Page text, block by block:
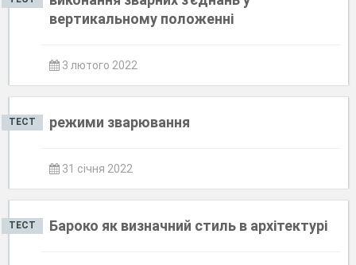
вертикальному положенні
3 лютого 2022
ТЕСТ режими зварювання
31 січня 2022
ТЕСТ Бароко як визначний стиль в архітектурі